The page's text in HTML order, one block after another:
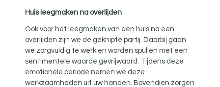
Huis leegmaken na overlijden
Ook voor het leegmaken van een huis na een
overlijden zijn we de geknipte partij. Daarbij gaan
we zorgvuldig te werk en worden spullen met een
sentimentele waarde gevrijwaard. Tijdens deze
emotionele periode nemen we deze
werkzaamheden uit uw handen. Bovendien zorgen